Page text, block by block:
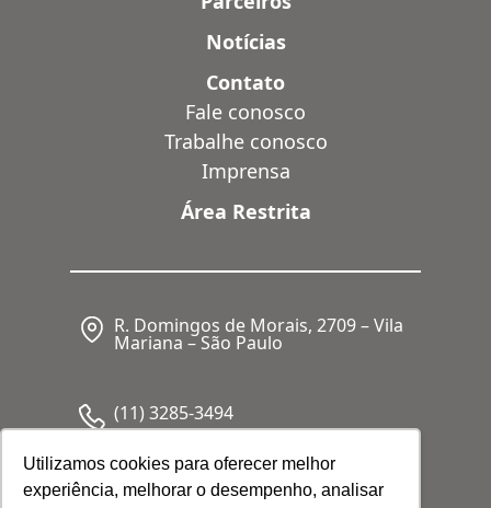
Utilizamos cookies para oferecer melhor
experiência, melhorar o desempenho, analisar
Notícias
Contato
Fale conosco
Trabalhe conosco
Imprensa
Área Restrita
R. Domingos de Morais, 2709 – Vila
Mariana – São Paulo
(11) 3285-3494
CNPJ: 05.341.062/0001-80